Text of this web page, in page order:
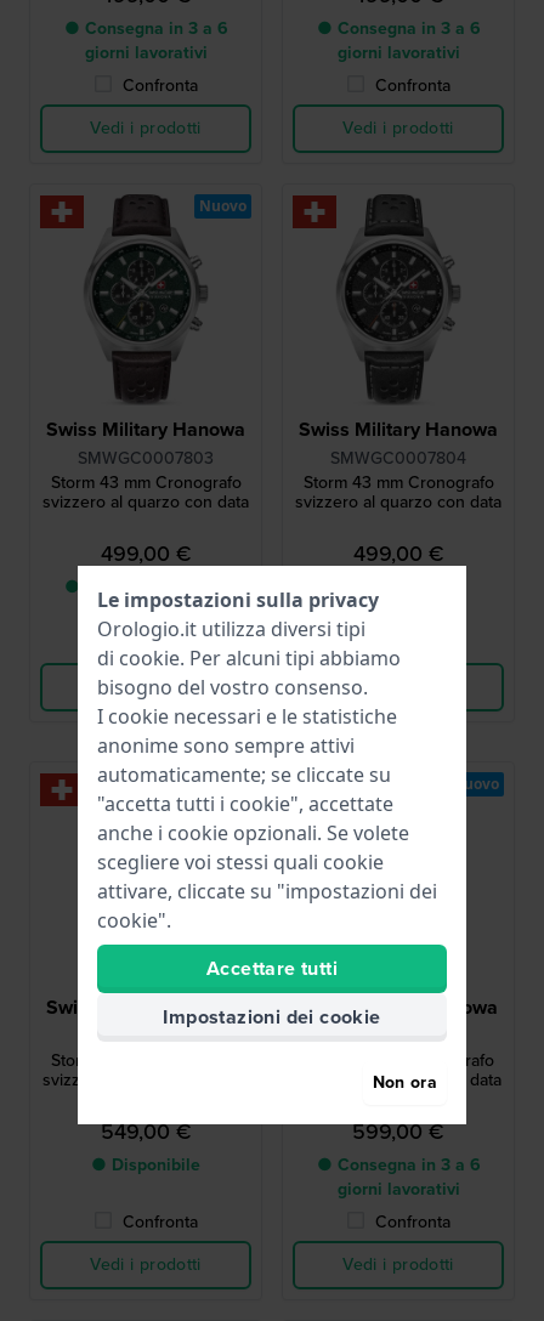
● Consegna in 3 a 6
giorni lavorativi
Confronta
Vedi i prodotti
● Consegna in 3 a 6
giorni lavorativi
Confronta
Vedi i prodotti
Swiss Military Hanowa
SMWGC0007803
Storm 43 mm Cronografo
svizzero al quarzo con data
499,00 €
● Consegna in 3 a 6
giorni lavorativi
Confronta
Vedi i prodotti
Nuovo
Swiss Military Hanowa
SMWGC0007804
Storm 43 mm Cronografo
svizzero al quarzo con data
499,00 €
Vedi i prodotti
Swiss Military Hanowa
SMWGI0007801
Storm 43 mm Cronografo
svizzero al quarzo con data
549,00 €
● Disponibile
Confronta
Vedi i prodotti
Swiss Military Hanowa
SMWGI0007840
Storm 43 mm Cronografo
svizzero al quarzo con data
599,00 €
● Consegna in 3 a 6
giorni lavorativi
Confronta
Vedi i prodotti
Nuovo
Le impostazioni sulla privacy
Orologio.it utilizza diversi tipi
di cookie. Per alcuni tipi abbiamo
bisogno del vostro consenso.
I cookie necessari e le statistiche
anonime sono sempre attivi
automaticamente; se cliccate su
"accetta tutti i cookie", accettate
anche i cookie opzionali. Se volete
scegliere voi stessi quali cookie
attivare, cliccate su "impostazioni dei
cookie".
Accettare tutti
Impostazioni dei cookie
Non ora